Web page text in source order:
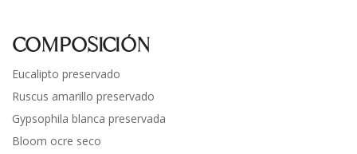
COMPOSICIÓN
Eucalipto preservado
Ruscus amarillo preservado
Gypsophila blanca preservada
Bloom ocre seco